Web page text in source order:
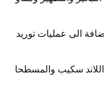
الى عمليات توريد
اللاند سكيب والمسطحا